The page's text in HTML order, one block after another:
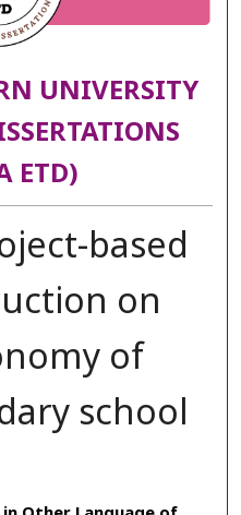
UNIVERSITY
ETD)
based
on
of
school